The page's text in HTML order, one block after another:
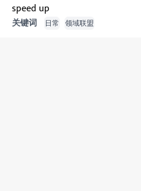
speed up
关键词 日常 领域联盟